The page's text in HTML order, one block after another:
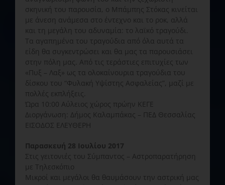
σκηνική του παρουσία, ο Μπάμπης Στόκας κινείται
με άνεση ανάμεσα στο έντεχνο και το ροκ, αλλά
και τη μεγάλη του αδυναμία: το λαϊκό τραγούδι.
Τα αγαπημένα του τραγούδια από όλα αυτά τα
είδη θα συγκεντρώσει και θα μας τα παρουσιάσει
στην πόλη μας. Από τις τεράστιες επιτυχίες των
«Πυξ – Λαξ» ως τα ολοκαίνουρια τραγούδια του
δίσκου του “Φυλακή Υψίστης Ασφαλείας”, μαζί με
πολλές εκπλήξεις.
Ώρα 10:00 Αύλειος χώρος πρώην ΚΕΓΕ
Διοργάνωση: Δήμος Καλαμπάκας – ΠΕΔ Θεσσαλίας
ΕΙΣΟΔΟΣ ΕΛΕΥΘΕΡΗ
Παρασκευή 28 Ιουλίου 2017
Στις γειτονιές του Σύμπαντος – Αστροπαρατήρηση
με Τηλεσκόπιο
Μικροί και μεγάλοι θα θαυμάσουν την αστρική μας